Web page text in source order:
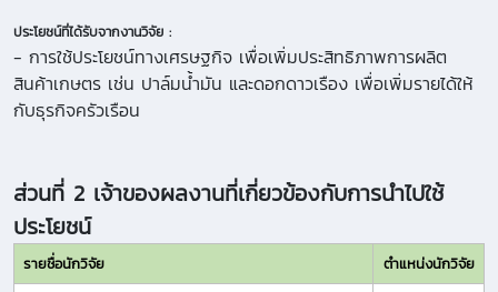
ประโยชน์ที่ได้รับจากงานวิจัย :
- การใช้ประโยชน์ทางเศรษฐกิจ เพื่อเพิ่มประสิทธิภาพการผลิต
สินค้าเกษตร เช่น ปาล์มน้ำมัน และดอกดาวเรือง เพื่อเพิ่มรายได้ให้
กับธุรกิจครัวเรือน
ส่วนที่ 2 เจ้าของผลงานที่เกี่ยวข้องกับการนำไปใช้
ประโยชน์
รายชื่อนักวิจัย ตำแหน่งนักวิจัย